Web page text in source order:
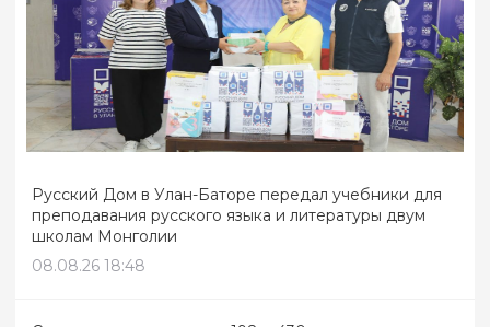
Русский Дом в Улан-Баторе передал учебники для
преподавания русского языка и литературы двум
школам Монголии
08.08.26 18:48